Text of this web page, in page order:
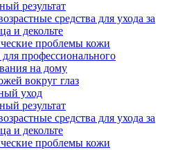
результат
средства для ухода за
и декольте
проблемы кожи
для профессионального
на дому
вокруг глаз
уход
результат
средства для ухода за
и декольте
проблемы кожи